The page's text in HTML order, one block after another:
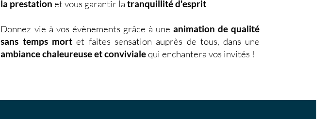
la prestationet vous garantir latranquillité d'esprit
Donnez vie à vos évènements grâce à uneanimation de qualité
sans temps mort et faites sensation auprès de tous, dans une
ambiance chaleureuse et convivialequi enchantera vos invités !